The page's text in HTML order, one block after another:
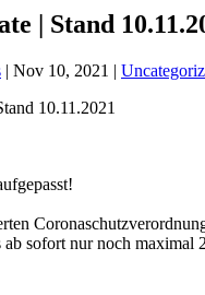
| Stand
| Nov 10, 2021 |
ab sofort nur noch maximal